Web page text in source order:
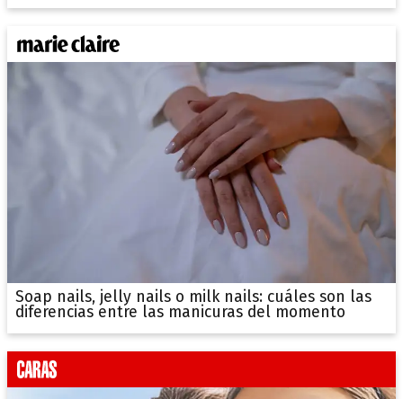
Soap nails, jelly nails o milk nails: cuáles son las
diferencias entre las manicuras del momento